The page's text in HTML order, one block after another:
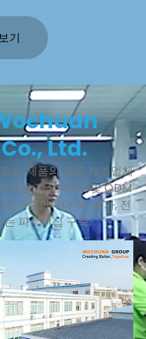
기
Ltd.
리 제품의 전문 제조업체
전문 지식, OEM 및 ODM
수출합니다 80 국가, 전
파트너십 구축.